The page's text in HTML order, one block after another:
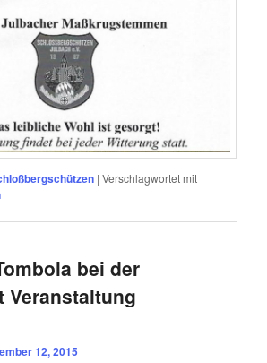
|Verschlagwortet mit
bei der
Veranstaltung
12, 2015